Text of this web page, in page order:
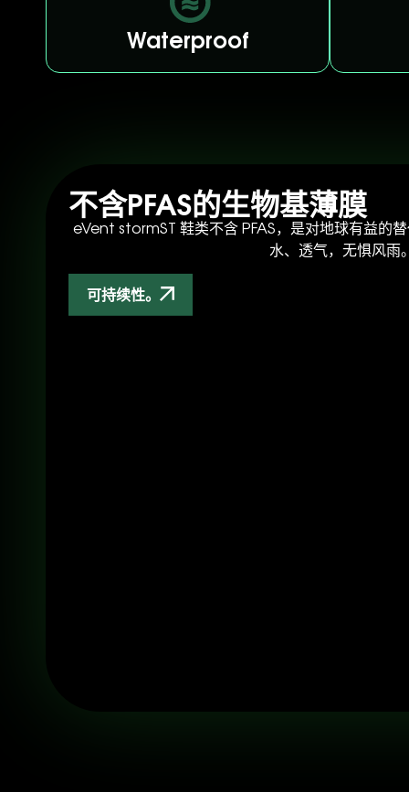
Waterproof
不含PFAS的生物基薄膜
eVent stormST 鞋类不含 PFAS，是对地球有益的
水、透气，无惧风雨
可持续性。